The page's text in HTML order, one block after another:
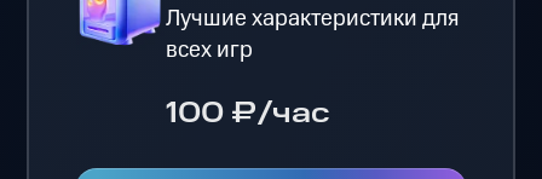
Лучшие характеристики для
всех игр
100 ₽/час